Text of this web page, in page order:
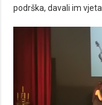
podrška, davali im